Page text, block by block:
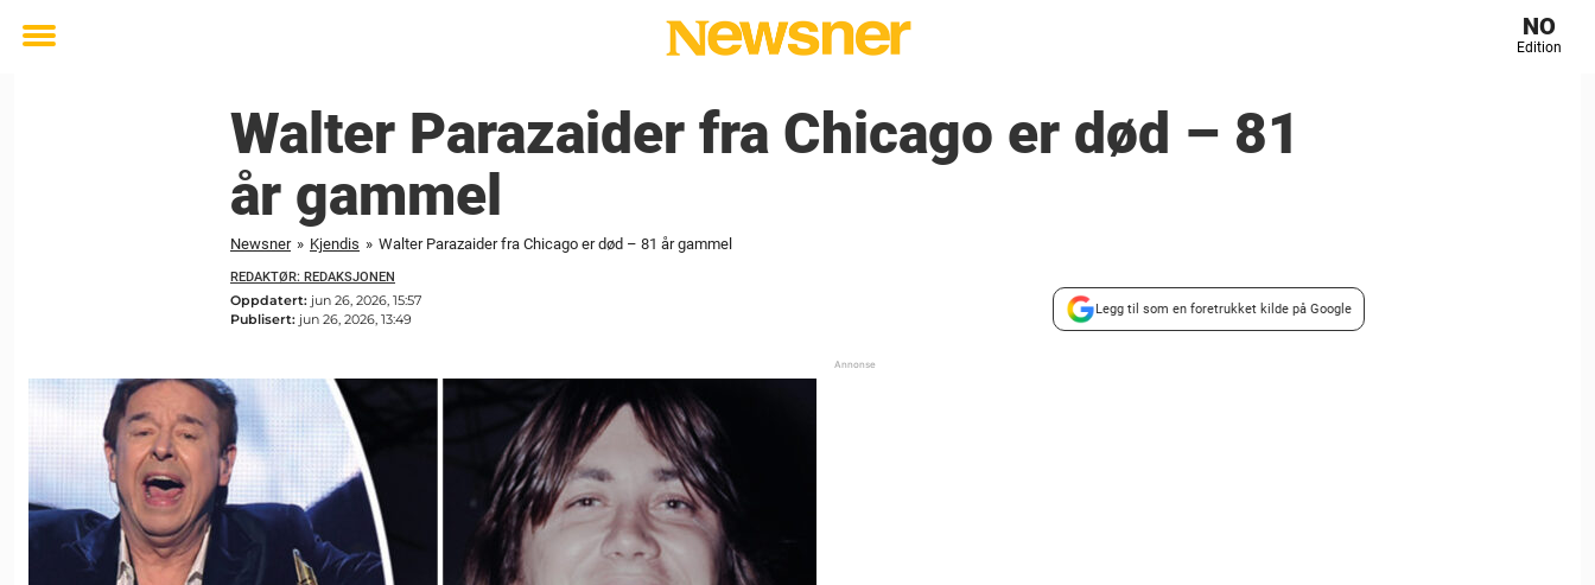
Toggle
NO
Edition
Walter Parazaider fra Chicago er død – 81
år gammel
Newsner » Kjendis » Walter Parazaider fra Chicago er død – 81 år gammel
REDAKTØR: REDAKSJONEN
Oppdatert: jun 26, 2026, 15:57
Publisert: jun 26, 2026, 13:49
Legg til som en foretrukket kilde på Google